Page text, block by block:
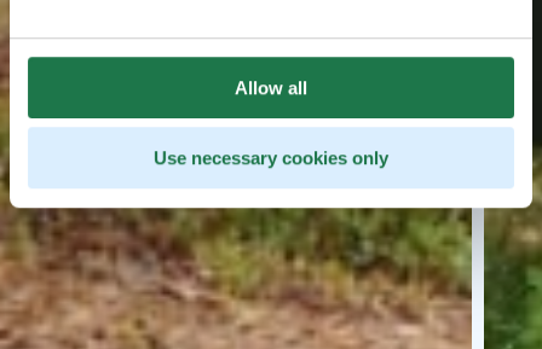
Allow all
Use necessary cookies only